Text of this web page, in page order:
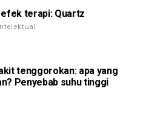
terapi: Quartz
tenggorokan: apa yang
Penyebab suhu tinggi